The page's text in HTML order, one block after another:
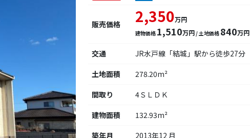
販売価格 2,350万円
建物価格 1,510万円/ 土地価格 840万円
交通
JR水戸線「結城」駅から徒歩27分
土地面積
278.20m²
間取り
4ＳＬＤＫ
建物面積
132.93m²
築年月
2013年12 月